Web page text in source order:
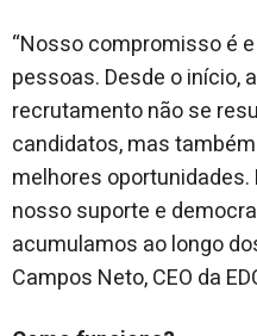
“Nosso compromisso é
pessoas. Desde o início,
recrutamento não se
candidatos, mas
melhores
nosso suporte e
acumulamos ao longo
Campos Neto, CEO da